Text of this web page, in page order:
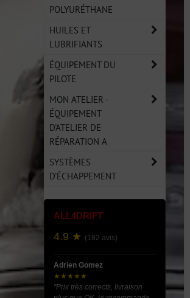
POLYURÉTHANE
HUILES ET
LUBRIFIANTS
ÉQUIPEMENT DU
PILOTE
MON ATELIER -
ÉQUIPEMENT
D'ATELIER DE
RÉPARATION A
SYSTÈMES
D'ÉCHAPPEMENT
ALL4DRIFT
4.9 ★ (182 avis)
Adrien Gomez
★★★★★
"Prix très corrects, livraison